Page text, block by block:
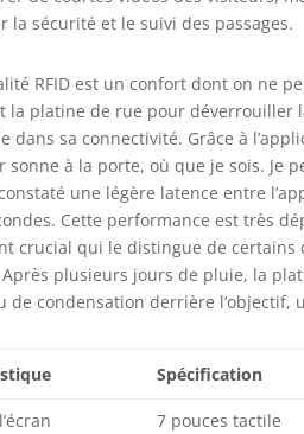
la sécurité et le suivi des passages.
RFID est un confort dont on ne
la platine de rue pour déverrouiller
dans sa connectivité. Grâce à
sonne à la porte, où que je sois.
constaté une légère latence entre
Cette performance est très
crucial qui le distingue de certains
plusieurs jours de pluie, la
de condensation derrière l’objectif,
Spécification
7 pouces tactile